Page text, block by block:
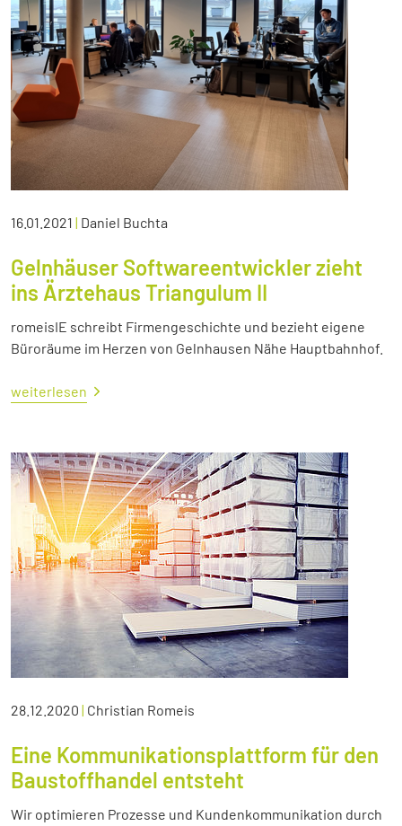
16.01.2021 | Daniel Buchta
Gelnhäuser Softwareentwickler zieht
ins Ärztehaus Triangulum II
romeisIE schreibt Firmengeschichte und bezieht eigene
Büroräume im Herzen von Gelnhausen Nähe Hauptbahnhof.
weiterlesen
28.12.2020 | Christian Romeis
Eine Kommunikationsplattform für den
Baustoffhandel entsteht
Wir optimieren Prozesse und Kundenkommunikation durch